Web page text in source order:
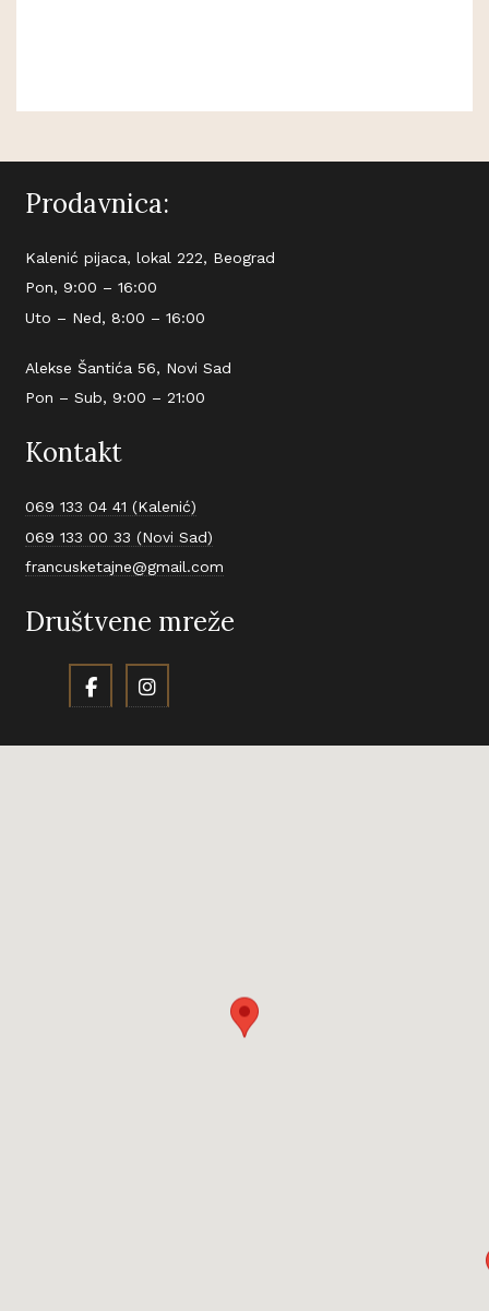
Prodavnica:
Kalenić pijaca, lokal 222, Beograd
Pon, 9:00 – 16:00
Uto – Ned, 8:00 – 16:00
Alekse Šantića 56, Novi Sad
Pon – Sub, 9:00 – 21:00
Kontakt
069 133 04 41 (Kalenić)
069 133 00 33 (Novi Sad)
francusketajne@gmail.com
Društvene mreže